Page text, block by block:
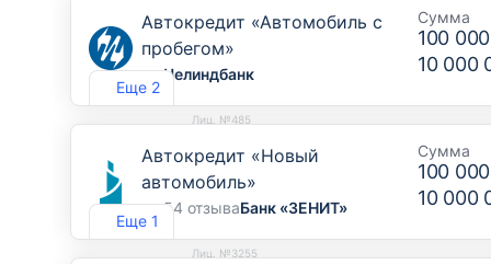
Еще 2
Автокредит «Автомобиль с
пробегом»
Челиндбанк
Сумма
100
10 000
Лиц. №485
Еще 1
Автокредит «Новый
автомобиль»
54 отзываБанк «ЗЕНИТ»
Сумма
100
10 000
Лиц. №3255